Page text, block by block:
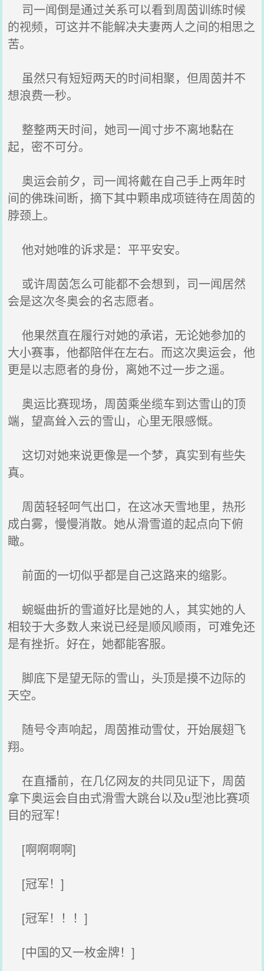
司一闻倒是通过关系可以看到周茵训练时候
的视频，可这并不能解决夫妻两人之间的相思之
苦。
虽然只有短短两天的时间相聚，但周茵并不
想浪费一秒。
整整两天时间，她司一闻寸步不离地黏在
起，密不可分。
奥运会前夕，司一闻将戴在自己手上两年时
间的佛珠间断，摘下其中颗串成项链待在周茵的
脖颈上。
他对她唯的诉求是：平平安安。
或许周茵怎么可能都不会想到，司一闻居然
会是这次冬奥会的名志愿者。
他果然直在履行对她的承诺，无论她参加的
大小赛事，他都陪伴在左右。而这次奥运会，他
更是以志愿者的身份，离她不过一步之遥。
奥运比赛现场，周茵乘坐缆车到达雪山的顶
端，望高耸入云的雪山，心里无限感慨。
这切对她来说更像是一个梦，真实到有些失
真。
周茵轻轻呵气出口，在这冰天雪地里，热形
成白雾，慢慢消散。她从滑雪道的起点向下俯
瞰。
前面的一切似乎都是自己这路来的缩影。
蜿蜒曲折的雪道好比是她的人，其实她的人
相较于大多数人来说已经是顺风顺雨，可难免还
是有挫折。好在，她都能客服。
脚底下是望无际的雪山，头顶是摸不边际的
天空。
随号令声响起，周茵推动雪仗，开始展翅飞
翔。
在直播前，在几亿网友的共同见证下，周茵
拿下奥运会自由式滑雪大跳台以及u型池比赛项
目的冠军！
[啊啊啊啊]
[冠军！]
[冠军！！！]
[中国的又一枚金牌！]